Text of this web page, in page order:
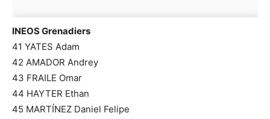
INEOS Grenadiers
41 YATES Adam
42 AMADOR Andrey
43 FRAILE Omar
44 HAYTER Ethan
45 MARTÍNEZ Daniel Felipe